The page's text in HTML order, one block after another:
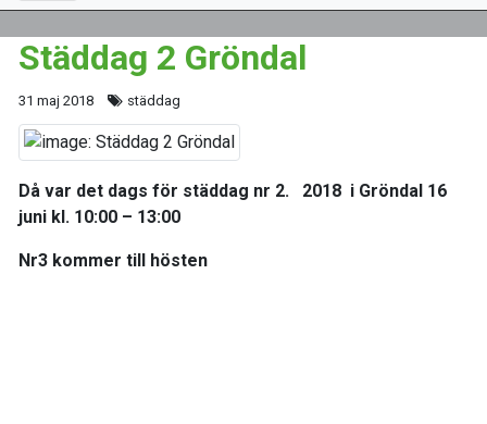
Städdag 2 Gröndal
31 maj 2018 städdag
Då var det dags för städdag nr 2. 2018 i Gröndal 16
juni kl. 10:00 – 13:00
Nr3 kommer till hösten